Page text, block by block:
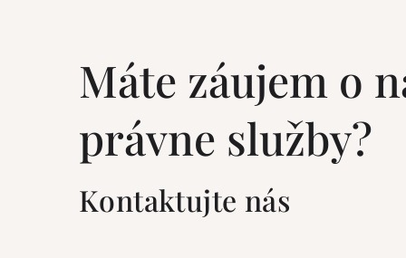
Máte záujem o
právne služby?
Kontaktujte nás